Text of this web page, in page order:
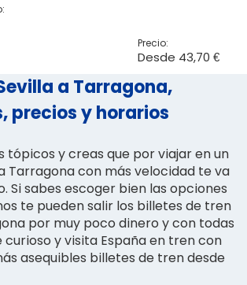
Precio:
Desde 43,70 €
a Tarragona,
precios y horarios
tópicos y creas que por viajar en un
Tarragona con más velocidad te va
Si sabes escoger bien las opciones
te pueden salir los billetes de tren
por muy poco dinero y con todas
curioso y visita España en tren con
asequibles billetes de tren desde